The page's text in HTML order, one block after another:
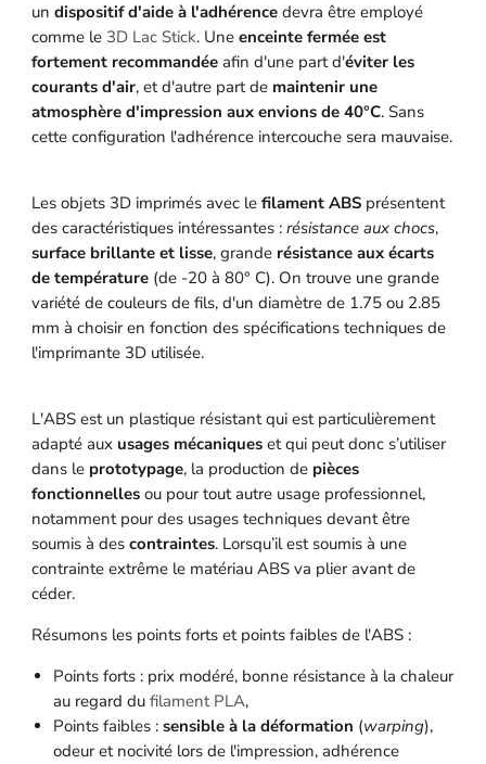
un dispositif d'aide à l'adhérencedevra être employé
comme le 3D Lac Stick. Une enceinte fermée est
fortement recommandéeafin d'une part d'éviter les
courants d'air, et d'autre part de maintenir une
atmosphère d'impression aux envions de 40°C. Sans
cette configuration l'adhérence intercouche sera mauvaise.
Les objets 3D imprimés avec le filament ABSprésentent
des caractéristiques intéressantes : résistance aux chocs,
surface brillante et lisse, grande résistance aux écarts
de température(de -20 à 80° C). On trouve une grande
variété de couleurs de fils, d'un diamètre de 1.75 ou 2.85
mm à choisir en fonction des spécifications techniques de
l'imprimante 3D utilisée.
L'ABS est un plastique résistant qui est particulièrement
adapté aux usages mécaniqueset qui peut donc s’utiliser
dans le prototypage, la production de pièces
fonctionnellesou pour tout autre usage professionnel,
notamment pour des usages techniques devant être
soumis à des contraintes. Lorsqu’il est soumis à une
contrainte extrême le matériau ABS va plier avant de
céder.
Résumons les points forts et points faibles de l'ABS :
Points forts : prix modéré, bonne résistance à la chaleur
au regard du filament PLA,
Points faibles : sensible à la déformation (warping),
odeur et nocivité lors de l'impression, adhérence